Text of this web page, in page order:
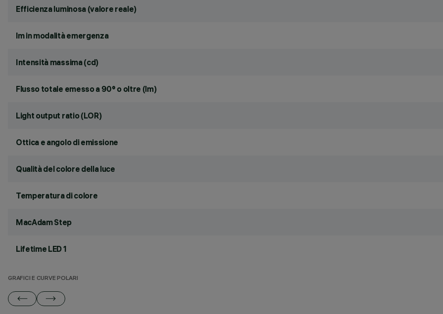
Efficienza luminosa (valore reale)
lm in modalità emergenza
Intensità massima (cd)
Flusso totale emesso a 90° o oltre (lm)
Light output ratio (LOR)
Ottica e angolo di emissione
Qualità del colore della luce
Temperatura di colore
MacAdam Step
Lifetime LED 1
GRAFICI E CURVE POLARI